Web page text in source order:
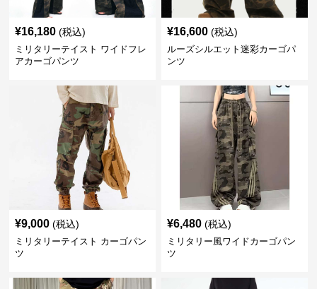
¥16,180 (税込)
ミリタリーテイスト ワイドフレ
アカーゴパンツ
¥16,600 (税込)
ルーズシルエット迷彩カーゴパ
ンツ
¥9,000 (税込)
ミリタリーテイスト カーゴパン
ツ
¥6,480 (税込)
ミリタリー風ワイドカーゴパン
ツ